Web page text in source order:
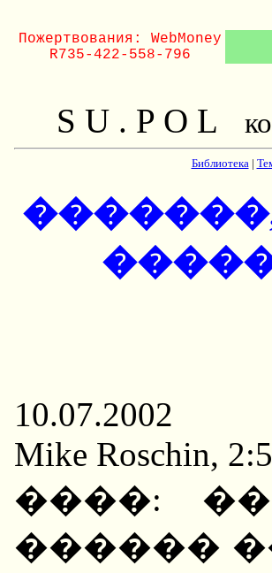
Пожертвования: WebMoney
R735-422-558-796
S U . P O L
Библиотека|
10.07.2002
Mike Roschin,
����:
������